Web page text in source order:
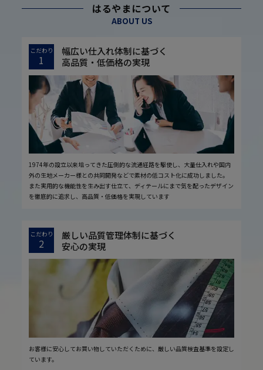
はるやまについて
ABOUT US
こだわり
1
幅広い仕入れ体制に基づく
高品質・低価格の実現
1974年の設立以来培ってきた圧倒的な流通経路を駆使し、大量仕入れや国内
外の生地メーカー様との共同開発などで素材の低コスト化に成功しました。
また実用的な機能性を生み出す仕立て、ディテールにまで気を配ったデザイン
を徹底的に追求し、高品質・低価格を実現しています
こだわり
2
厳しい品質管理体制に基づく
安心の実現
お客様に安心してお買い物していただくために、厳しい品質検査基準を設定し
ています。